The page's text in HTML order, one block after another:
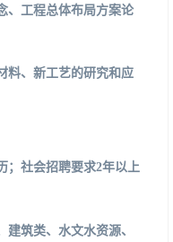
、工程总体布局方案论
料、新工艺的研究和应
社会招聘要求2年以上
筑类、水文水资源、